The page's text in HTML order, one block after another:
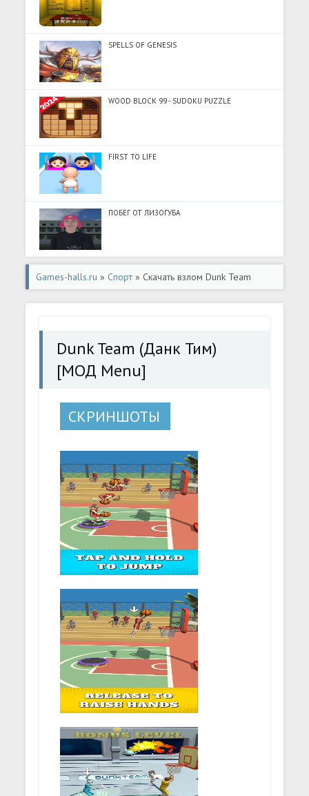
SPELLS OF GENESIS
WOOD BLOCK 99 - SUDOKU PUZZLE
FIRST TO LIFE
ПОБЕГ ОТ ЛИЗОГУБА
Games-halls.ru » Спорт» Скачать взлом Dunk Team
(Данк Тим) [МОД Menu] - последняя версия apk на
Dunk Team (Данк Тим)
[МОД Menu]
СКРИНШОТЫ